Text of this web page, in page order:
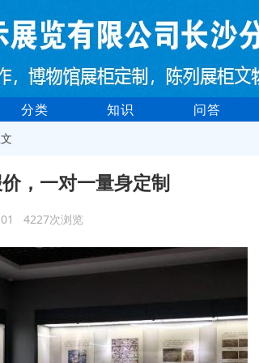
分类 知识 问答
，一对一量身定制
4227次浏览